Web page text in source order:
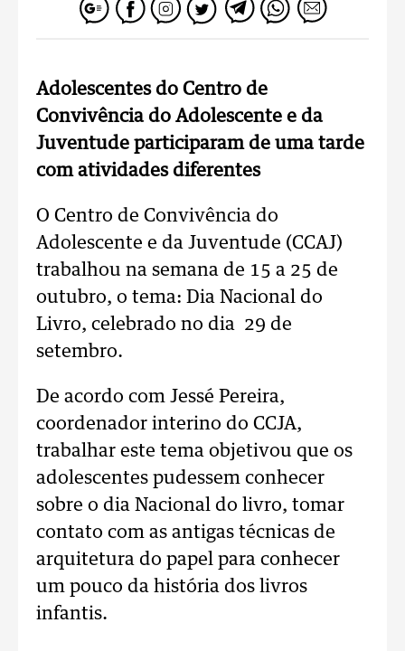
Adolescentes do Centro de
Convivência do Adolescente e da
Juventude participaram de uma tarde
com atividades diferentes
O Centro de Convivência do
Adolescente e da Juventude (CCAJ)
trabalhou na semana de 15 a 25 de
outubro, o tema: Dia Nacional do
Livro, celebrado no dia 29 de
setembro.
De acordo com Jessé Pereira,
coordenador interino do CCJA,
trabalhar este tema objetivou que os
adolescentes pudessem conhecer
sobre o dia Nacional do livro, tomar
contato com as antigas técnicas de
arquitetura do papel para conhecer
um pouco da história dos livros
infantis.